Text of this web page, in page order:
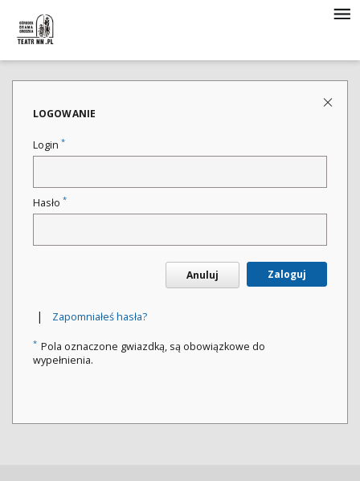
LOGOWANIE
Login *
Hasło *
Anuluj Zaloguj
| Zapomniałeś hasła?
* Pola oznaczone gwiazdką, są obowiązkowe do
wypełnienia.